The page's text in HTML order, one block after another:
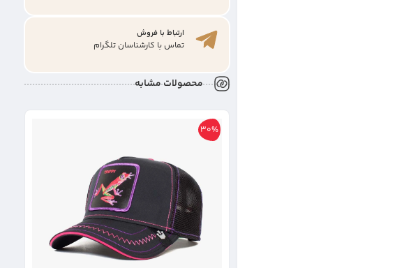
ارتباط با فروش
تماس با کارشناسان تلگرام
محصولات مشابه
30%